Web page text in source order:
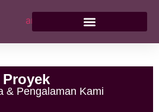
Proyek
& Pengalaman Kami